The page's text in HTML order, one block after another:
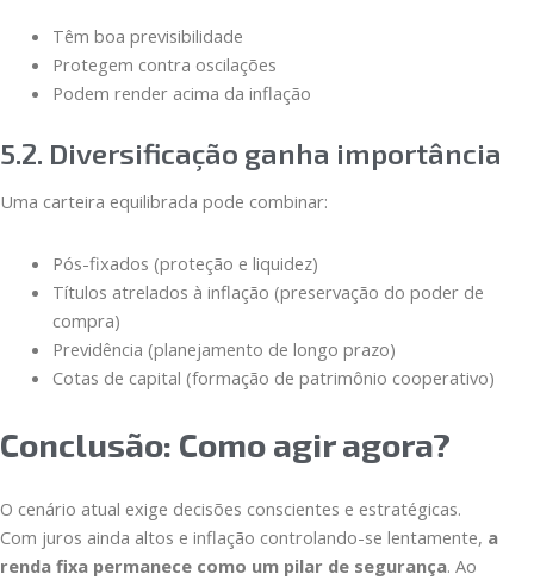
Têm boa previsibilidade
Protegem contra oscilações
Podem render acima da inflação
5.2. Diversificação ganha importância
Uma carteira equilibrada pode combinar:
Pós-fixados (proteção e liquidez)
Títulos atrelados à inflação (preservação do poder de
compra)
Previdência (planejamento de longo prazo)
Cotas de capital (formação de patrimônio cooperativo)
Conclusão: Como agir agora?
O cenário atual exige decisões conscientes e estratégicas.
Com juros ainda altos e inflação controlando-se lentamente, a
renda fixa permanece como um pilar de segurança. Ao